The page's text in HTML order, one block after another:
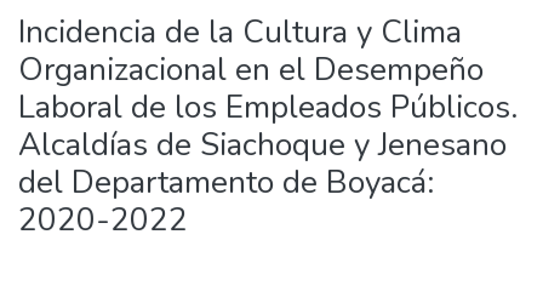
Incidencia de la Cultura y Clima
Organizacional en el Desempeño
Laboral de los Empleados Públicos.
Alcaldías de Siachoque y Jenesano
del Departamento de Boyacá:
2020-2022